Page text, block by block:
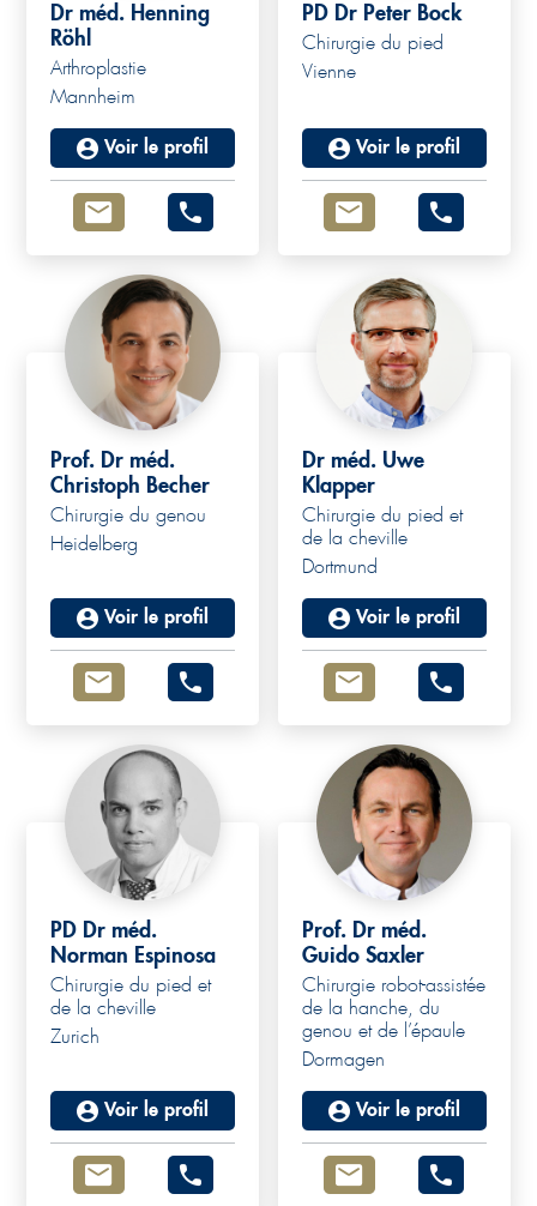
Dr méd. Henning
Röhl
Arthroplastie
Mannheim
Voir le profil
PD Dr Peter Bock
Chirurgie du pied
Vienne
Voir le profil
Prof. Dr méd.
Christoph Becher
Chirurgie du genou
Heidelberg
Voir le profil
Dr méd. Uwe
Klapper
Chirurgie du pied et
de la cheville
Dortmund
Voir le profil
PD Dr méd.
Norman Espinosa
Chirurgie du pied et
de la cheville
Zurich
Voir le profil
Prof. Dr méd.
Guido Saxler
Chirurgie robot-assistée
de la hanche, du
genou et de l’épaule
Dormagen
Voir le profil